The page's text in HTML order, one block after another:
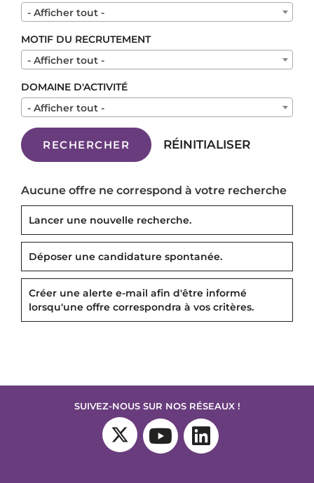
- Afficher tout -
MOTIF DU RECRUTEMENT
- Afficher tout -
DOMAINE D'ACTIVITÉ
- Afficher tout -
RECHERCHER RÉINITIALISER
Aucune offre ne correspond à votre recherche
Lancer une nouvelle recherche.
Déposer une candidature spontanée.
Créer une alerte e-mail afin d'être informé
lorsqu'une offre correspondra à vos critères.
SUIVEZ-NOUS SUR NOS RÉSEAUX !